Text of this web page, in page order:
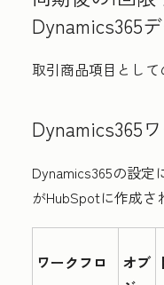
Dynamics365
取引商品項目とし
Dynamics365
Dynamics365の設
がHubSpotに作成さ
ワークフロ
オブ